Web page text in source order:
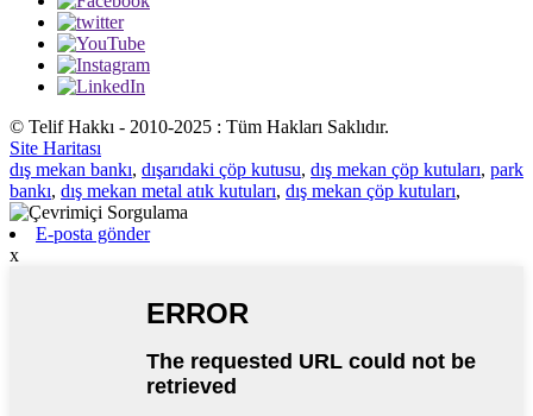
© Telif Hakkı - 2010-2025 : Tüm Hakları Saklıdır.
Site Haritası
dış mekan bankı, dışarıdaki çöp kutusu, dış mekan çöp kutuları, park
bankı, dış mekan metal atık kutuları, dış mekan çöp kutuları,
E-posta gönder
x